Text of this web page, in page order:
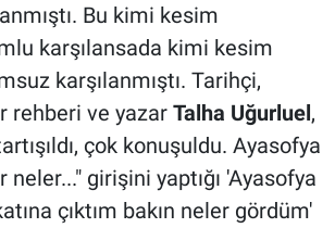
Bu kimi kesim
karşılansada kimi kesim
karşılanmıştı. Tarihçi,
rehberi ve yazar Talha Uğurluel,
çok konuşuldu. Ayasofya
neler..." girişini yaptığı 'Ayasofya
çıktım bakın neler gördüm'